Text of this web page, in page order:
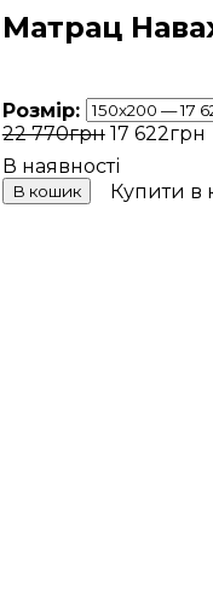
Матрац
Розмір:
22 770грн 17 622грн
В кошик Купити в